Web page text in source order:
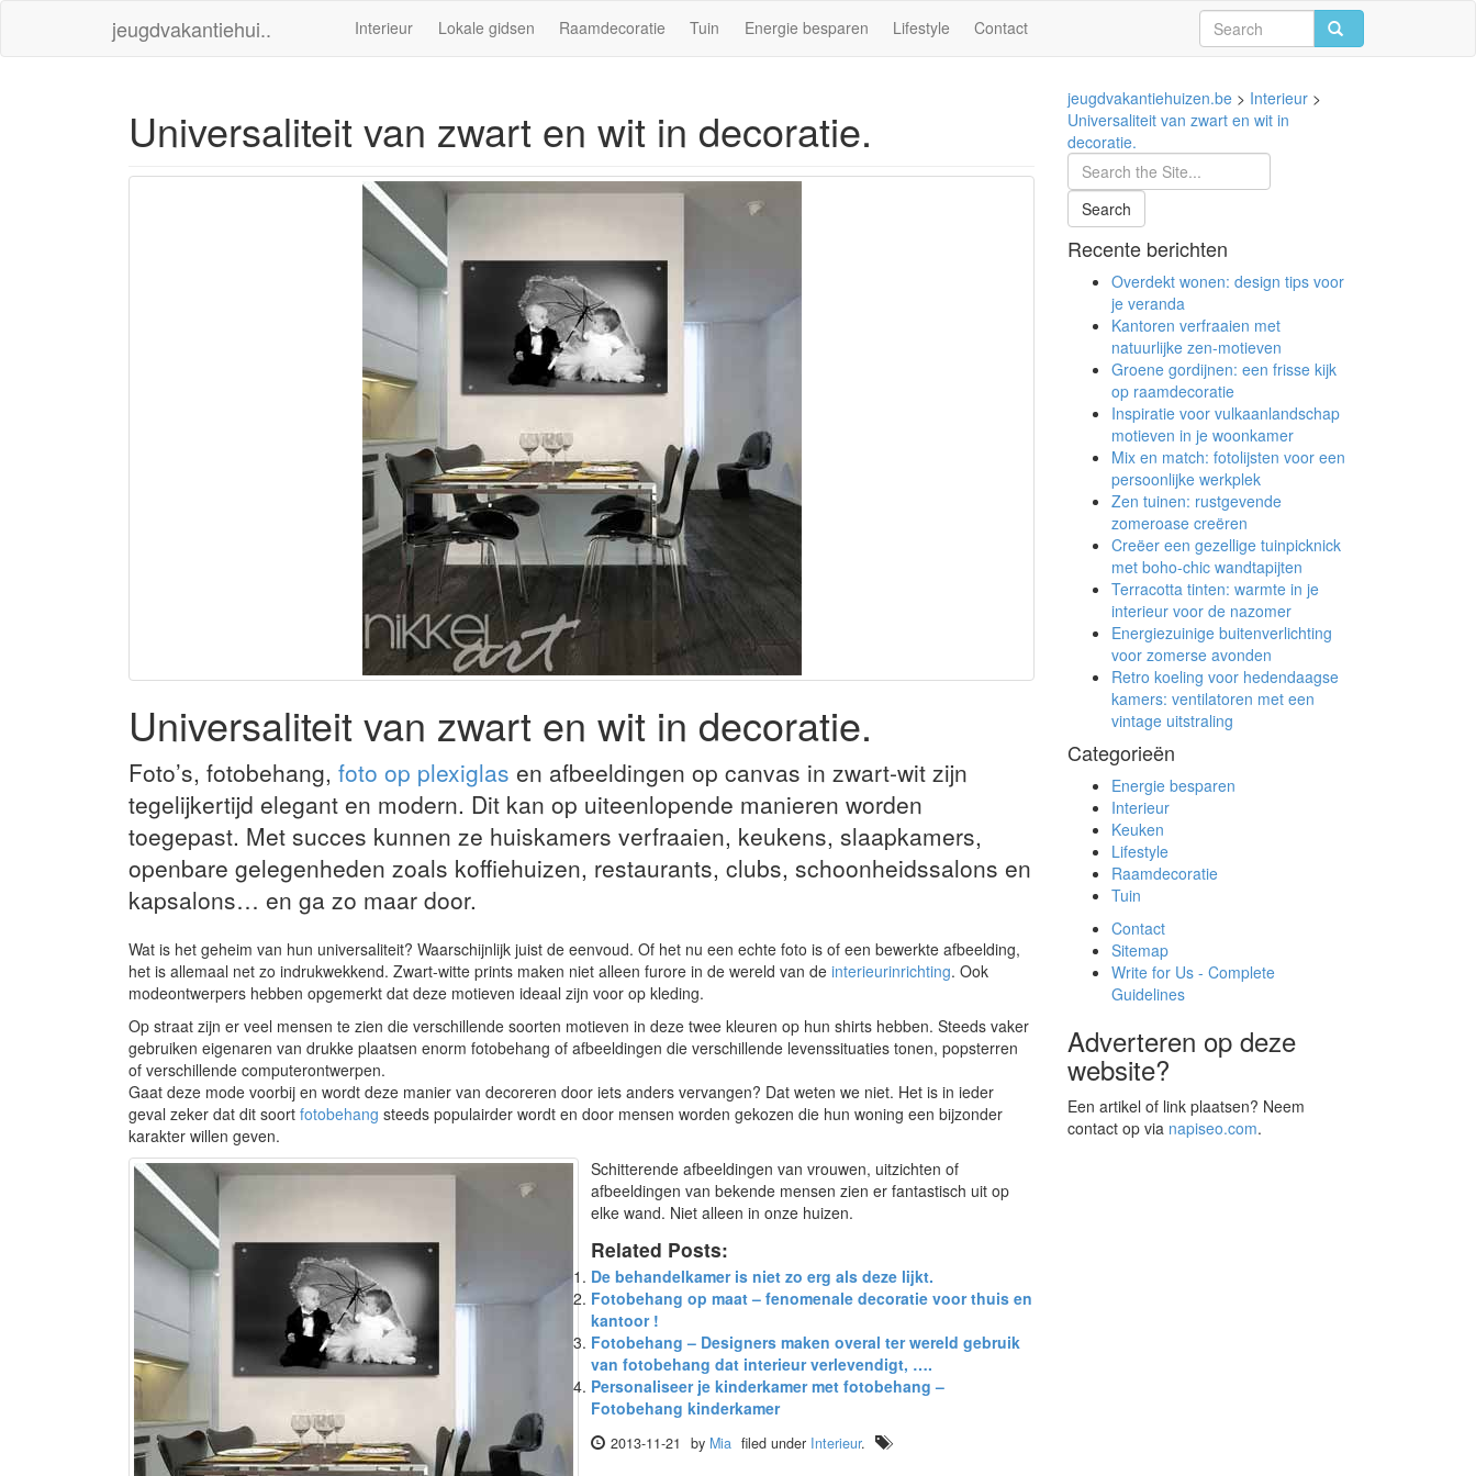
jeugdvakantiehui.. Interieur Lokale gidsen Raamdecoratie Tuin Energie besparen Lifestyle Contact
Universaliteit van zwart en wit in decoratie.
Universaliteit van zwart en wit in decoratie.
Foto’s, fotobehang, foto op plexiglas en afbeeldingen op canvas in zwart-wit zijn
tegelijkertijd elegant en modern. Dit kan op uiteenlopende manieren worden
toegepast. Met succes kunnen ze huiskamers verfraaien, keukens, slaapkamers,
openbare gelegenheden zoals koffiehuizen, restaurants, clubs, schoonheidssalons en
kapsalons… en ga zo maar door.
Wat is het geheim van hun universaliteit? Waarschijnlijk juist de eenvoud. Of het nu een echte foto is of een bewerkte afbeelding,
het is allemaal net zo indrukwekkend. Zwart-witte prints maken niet alleen furore in de wereld van de interieurinrichting. Ook
modeontwerpers hebben opgemerkt dat deze motieven ideaal zijn voor op kleding.
Op straat zijn er veel mensen te zien die verschillende soorten motieven in deze twee kleuren op hun shirts hebben. Steeds vaker
gebruiken eigenaren van drukke plaatsen enorm fotobehang of afbeeldingen die verschillende levenssituaties tonen, popsterren
of verschillende computerontwerpen.
Gaat deze mode voorbij en wordt deze manier van decoreren door iets anders vervangen? Dat weten we niet. Het is in ieder
geval zeker dat dit soort fotobehang steeds populairder wordt en door mensen worden gekozen die hun woning een bijzonder
karakter willen geven.
Schitterende afbeeldingen van vrouwen, uitzichten of
afbeeldingen van bekende mensen zien er fantastisch uit op
elke wand. Niet alleen in onze huizen.
Related Posts:
De behandelkamer is niet zo erg als deze lijkt.
Fotobehang op maat – fenomenale decoratie voor thuis en
kantoor !
Fotobehang – Designers maken overal ter wereld gebruik
van fotobehang dat interieur verlevendigt, ….
Personaliseer je kinderkamer met fotobehang –
Fotobehang kinderkamer
2013-11-21 by Mia filed under Interieur.
jeugdvakantiehuizen.be > Interieur >
Universaliteit van zwart en wit in
decoratie.
Recente berichten
Overdekt wonen: design tips voor
je veranda
Kantoren verfraaien met
natuurlijke zen-motieven
Groene gordijnen: een frisse kijk
op raamdecoratie
Inspiratie voor vulkaanlandschap
motieven in je woonkamer
Mix en match: fotolijsten voor een
persoonlijke werkplek
Zen tuinen: rustgevende
zomeroase creëren
Creëer een gezellige tuinpicknick
met boho-chic wandtapijten
Terracotta tinten: warmte in je
interieur voor de nazomer
Energiezuinige buitenverlichting
voor zomerse avonden
Retro koeling voor hedendaagse
kamers: ventilatoren met een
vintage uitstraling
Categorieën
Energie besparen
Interieur
Keuken
Lifestyle
Raamdecoratie
Tuin
Contact
Sitemap
Write for Us - Complete
Guidelines
Adverteren op deze
website?
Een artikel of link plaatsen? Neem
contact op via napiseo.com.